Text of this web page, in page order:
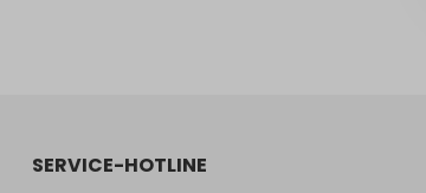
SERVICE-HOTLINE